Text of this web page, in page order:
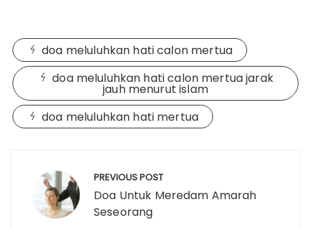
doa meluluhkan hati calon mertua
doa meluluhkan hati calon mertua jarak
jauh menurut islam
doa meluluhkan hati mertua
navigationPREVIOUS POST
Doa Untuk Meredam Amarah
Seseorang